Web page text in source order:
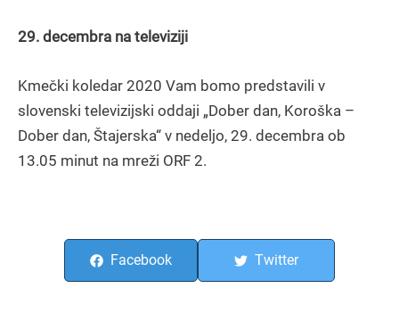
29. decembra na televiziji
Kmečki koledar 2020 Vam bomo predstavili v
slovenski televizijski oddaji „Dober dan, Koroška –
Dober dan, Štajerska“ v nedeljo, 29. decembra ob
13.05 minut na mreži ORF 2.
Facebook Twitter